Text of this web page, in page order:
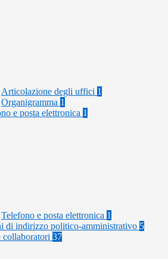
Articolazione degli uffici 1
Organigramma 1
e posta elettronica 1
Telefono e posta elettronica 1
di indirizzo politico-amministrativo 5
collaboratori 37